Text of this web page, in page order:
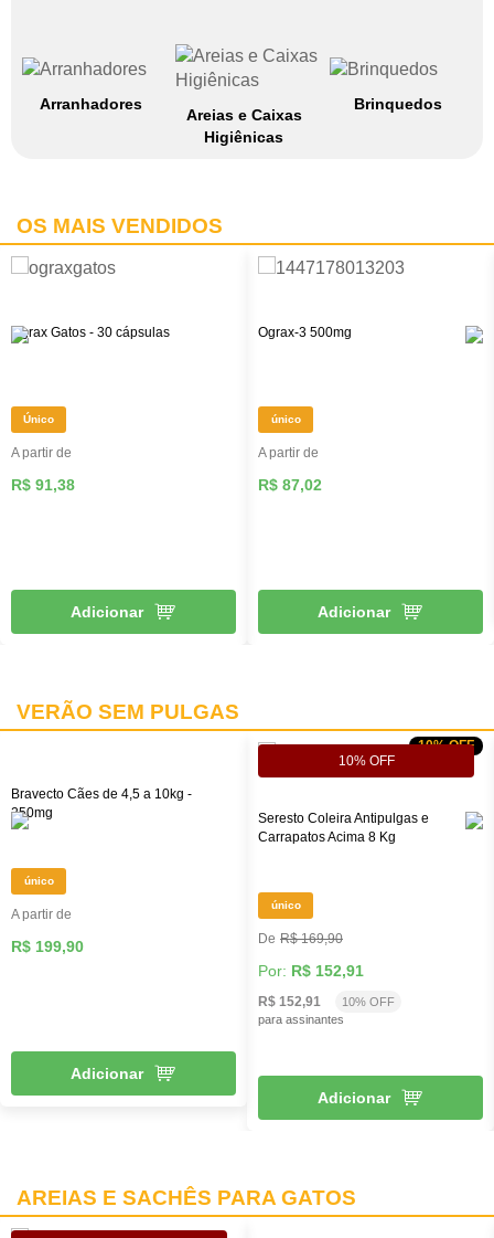
Arranhadores
Areias e Caixas
Higiênicas
Brinquedos
OS MAIS VENDIDOS
Ograx Gatos - 30 cápsulas
Único
A partir de
R$ 91,38
Adicionar
Ograx-3 500mg
único
A partir de
R$ 87,02
Adicionar
VERÃO SEM PULGAS
Bravecto Cães de 4,5 a 10kg -
250mg
único
A partir de
R$ 199,90
Adicionar
10% OFF
10% OFF
Seresto Coleira Antipulgas e
Carrapatos Acima 8 Kg
único
R$ 169,90
Por: R$ 152,91
R$ 152,91
10% OFF
para assinantes
Adicionar
AREIAS E SACHÊS PARA GATOS